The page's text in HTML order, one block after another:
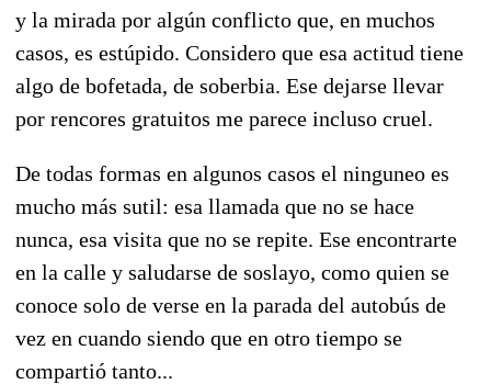
y la mirada por algún conflicto que, en muchos
casos, es estúpido. Considero que esa actitud tiene
algo de bofetada, de soberbia. Ese dejarse llevar
por rencores gratuitos me parece incluso cruel.
De todas formas en algunos casos el ninguneo es
mucho más sutil: esa llamada que no se hace
nunca, esa visita que no se repite. Ese encontrarte
en la calle y saludarse de soslayo, como quien se
conoce solo de verse en la parada del autobús de
vez en cuando siendo que en otro tiempo se
compartió tanto...